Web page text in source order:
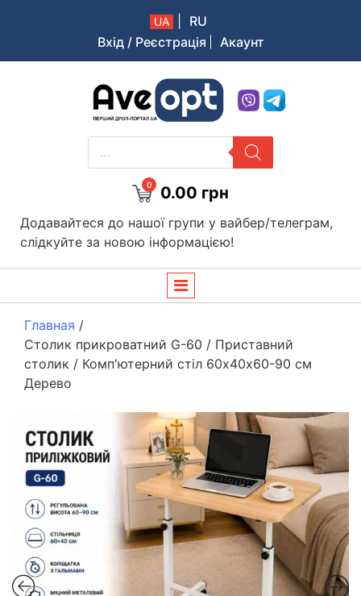
UA
RU
Вхід / Реєстрація
Акаунт
Aveopt – оптова дропшипінг платформа в Україні
PRODUCTS
SEARCH
0 0.00 грн
Додавайтеся до нашої групи у вайбер/телеграм,
слідкуйте за новою інформацією!
Главная /
Столик прикроватний G-60 / Приставний
столик / Комп'ютерний стіл 60х40х60-90 см
Дерево